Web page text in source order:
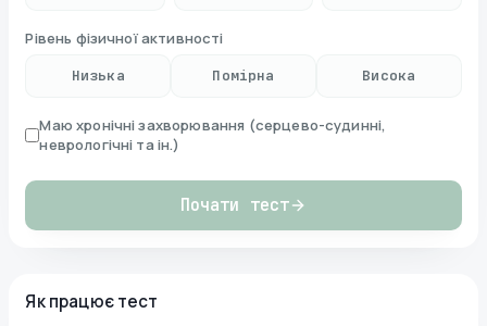
Рівень фізичної активності
Низька Помірна Висока
Маю хронічні захворювання (серцево-судинні,
неврологічні та ін.)
Почати тест
Як працює тест